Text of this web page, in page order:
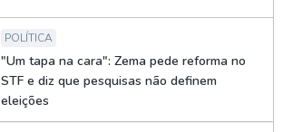
POLÍTICA
"Um tapa na cara": Zema pede reforma no
STF e diz que pesquisas não definem
eleições